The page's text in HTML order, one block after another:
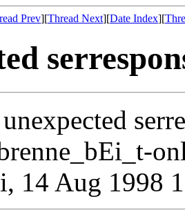
Prev][Thread Next][Date Index][
14 Aug 1998